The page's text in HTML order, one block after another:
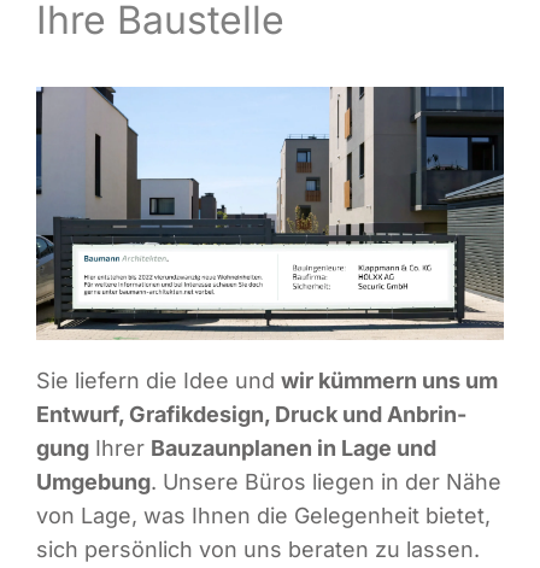
Infor­ma­ti­ves
Ihre Baustelle
Sie lie­fern die Idee und wir küm­mern uns um
Ent­wurf, Gra­fik­de­sign, Druck und Anbrin­
gungIhrer Bau­zaun­pla­nen in Lage und
Umge­bung. Unse­re Büros lie­gen in der Nähe
von Lage, was Ihnen die Gele­gen­heit bie­tet,
sich per­sön­lich von uns bera­ten zu las­sen.